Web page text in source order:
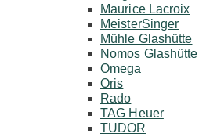
Maurice Lacroix
MeisterSinger
Mühle Glashütte
Nomos Glashütte
Omega
Oris
Rado
TAG Heuer
TUDOR